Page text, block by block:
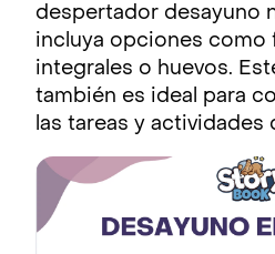
despertador desayuno
incluya opciones como
integrales o huevos.
también es ideal para
las tareas y actividades